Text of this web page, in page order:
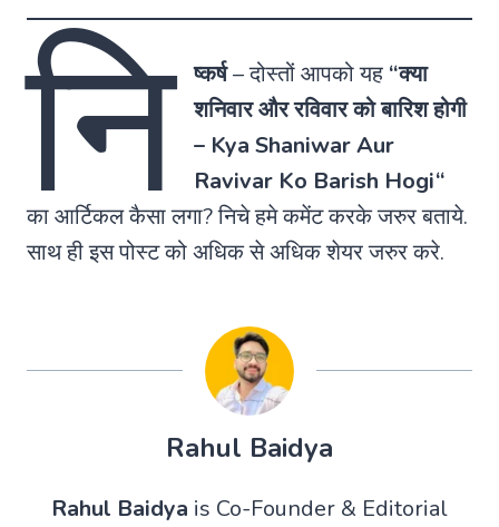
नि ष्कर्ष– दोस्तों आपको यह “क्या
शनिवार और रविवार को बारिश होगी
– Kya Shaniwar Aur
Ravivar Ko Barish Hogi“
का आर्टिकल कैसा लगा? निचे हमे कमेंट करके जरुर बताये.
साथ ही इस पोस्ट को अधिक से अधिक शेयर जरुर करे.
Rahul Baidya
Rahul Baidya is Co-Founder & Editorial